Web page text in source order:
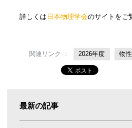
詳しくは日本物理学会のサイトをご
関連リンク ： 2026年度 物
最新の記事